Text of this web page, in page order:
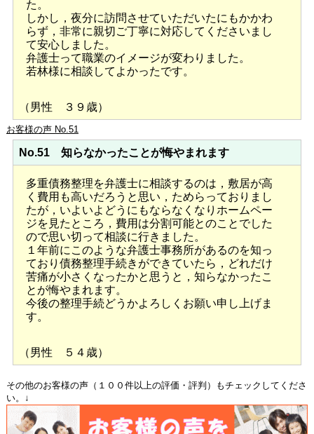
た。
しかし，夜分に訪問させていただいたにもかかわ
らず，非常に親切ご丁寧に対応してくださいまし
て安心しました。
弁護士って職業のイメージが変わりました。
若林様に相談してよかったです。
（男性 ３９歳）
お客様の声 No.51
No.51 知らなかったことが悔やまれます
多重債務整理を弁護士に相談するのは，敷居が高
く費用も高いだろうと思い，ためらっておりまし
たが，いよいよどうにもならなくなりホームペー
ジを見たところ，費用は分割可能とのことでした
ので思い切って相談に行きました。
１年前にこのような弁護士事務所があるのを知っ
ており債務整理手続きができていたら，どれだけ
苦痛が小さくなったかと思うと，知らなかったこ
とが悔やまれます。
今後の整理手続どうかよろしくお願い申し上げま
す。
（男性 ５４歳）
その他のお客様の声（１００件以上の評価・評判）もチェックしてくださ
い。↓